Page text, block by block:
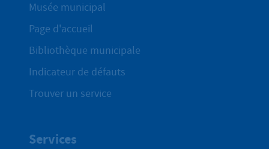
Musée municipal
Page d'accueil
Bibliothèque municipale
Indicateur de défauts
Trouver un service
Services